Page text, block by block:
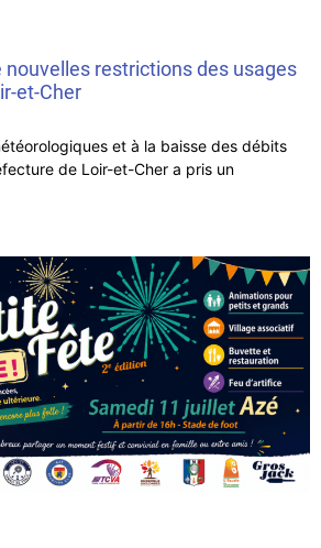
nouvelles restrictions des usages
et-Cher
et à la baisse des débits
de Loir-et-Cher a pris un